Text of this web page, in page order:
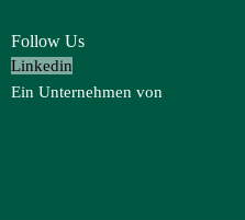
Follow Us
Linkedin
Ein Unternehmen von